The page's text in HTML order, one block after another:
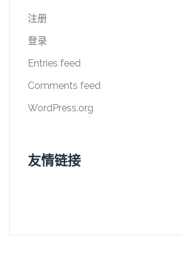
注册
登录
Entries feed
Comments feed
WordPress.org
友情链接